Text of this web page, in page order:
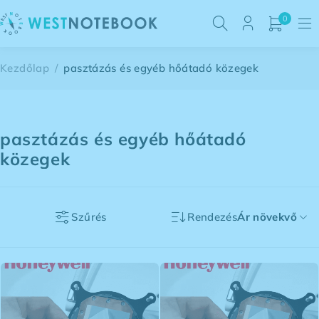
0
pasztázás és egyéb hőátadó
közegek
Kezdőlap / pasztázás és egyéb hőátadó közegek
Szűrés RendezésÁr növekvő